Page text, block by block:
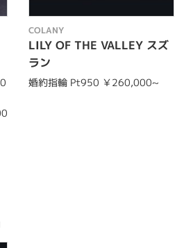
COLANY
LILY OF THE VALLEY スズ
ラン
婚約指輪 Pt950 ￥260,000~